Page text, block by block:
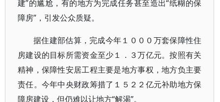
建”的尴尬，有的地方为完成任务甚至造出“纸糊的保
障房”，引发公众质疑。
据住建部估算，完成今年１０００万套保障性住
房建设的目标所需资金至少１．３万亿元。按照有关
精神，保障性安居工程主要是地方事权，地方负主要
责任。今年中央财政筹措了１５２２亿元补助地方保
障房建设，但仍难以让地方“解渴”。